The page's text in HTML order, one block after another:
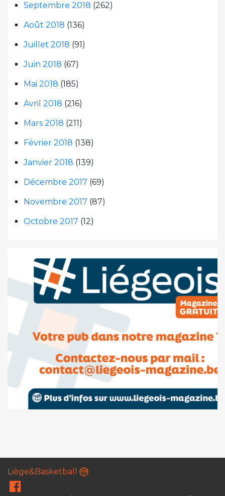
Septembre 2018 (262)
Août 2018 (136)
Juillet 2018 (91)
Juin 2018 (67)
Mai 2018 (185)
Avril 2018 (216)
Mars 2018 (211)
Février 2018 (138)
Janvier 2018 (139)
Décembre 2017 (69)
Novembre 2017 (87)
Octobre 2017 (12)
Liège&Basketball